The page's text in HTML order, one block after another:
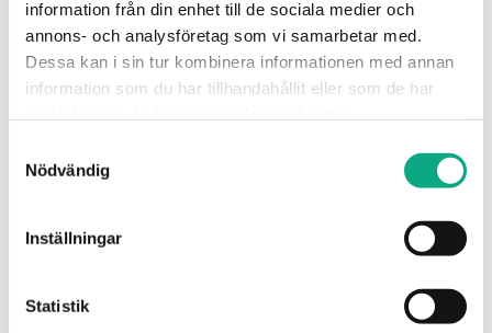
information från din enhet till de sociala medier och
annons- och analysföretag som vi samarbetar med.
Dessa kan i sin tur kombinera informationen med annan
information som du har tillhandahållit eller som de har
Nödvändig
Inställningar
Statistik
Återkommande spolning som håller rören i gott